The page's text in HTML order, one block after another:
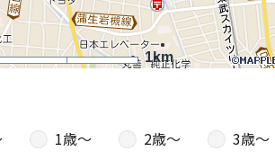
1km
1歳〜 2歳〜 3歳〜